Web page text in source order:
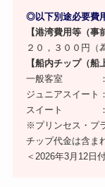
◎以下別途必要費
【港湾費用等（事
２０，３００円（
【船内チップ（船
一般客室 ：
ジュニアスイート
スイート ：
※プリンセス・プ
チップ代金は含ま
＜2026年3月12日